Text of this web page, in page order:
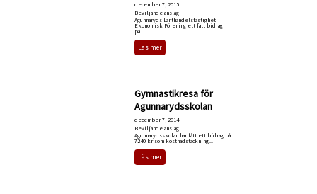
december 7, 2015
Beviljande anslag
Agunnaryds Lanthandelsfastighet
Ekonomisk Förening ett fått bidrag
på...
Läs mer
Gymnastikresa för
Agunnarydsskolan
december 7, 2014
Beviljande anslag
Agunnarydsskolan har fått ett bidrag på
7240 kr som kostnadstäckning...
Läs mer